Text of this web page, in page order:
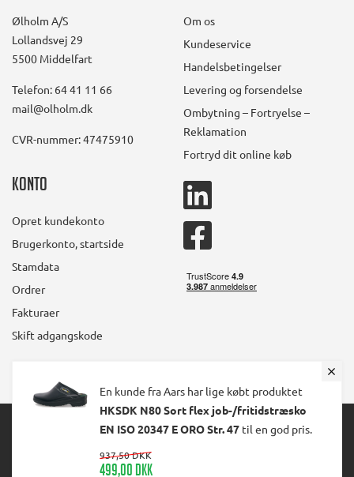
Ølholm A/S
Lollandsvej 29
5500 Middelfart
Telefon: 64 41 11 66
mail@olholm.dk
CVR-nummer: 47475910
Om os
Kundeservice
Handelsbetingelser
Levering og forsendelse
Ombytning – Fortryelse –
Reklamation
Fortryd dit online køb
Konto
Opret kundekonto
Brugerkonto, startside
Stamdata
Ordrer
Fakturaer
Skift adgangskode
square
square
© 2024 Ølholm A/S. All Rights Reserved.
En kunde fra Aars har lige købt produktet
HKSDK N80 Sort flex job-/fritidstræsko
EN ISO 20347 E ORO Str. 47 til en god pris.
937,50 DKK
499,00 DKK